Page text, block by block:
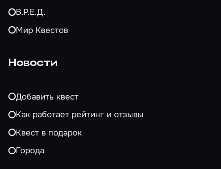
В.Р.Е.Д.
Мир Квестов
Новости
Добавить квест
Как работает рейтинг и отзывы
Квест в подарок
Города